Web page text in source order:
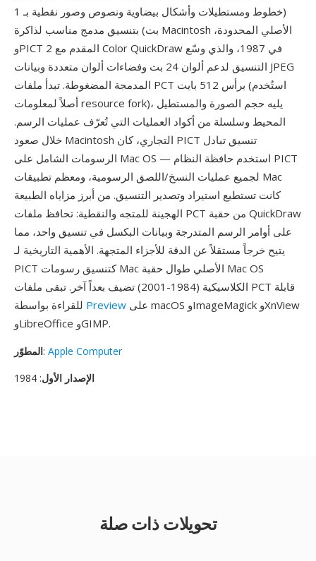
(خطوط ومستطيلات وأشكال بيضاوية ونصوص وصور نقطية بـ 1
بت) بتنسيق مدمج مناسب لذاكرة Macintosh الأصلي المحدودة،
وPICT 2 المقدم مع Color QuickDraw في 1987، والذي وسّع
التنسيق لدعم ألوان 24 بت وفضاءات ألوان متعددة وبيانات JPEG
المدمجة المضغوطة. تبدأ ملفات PCT برأس 512 بايت (استُخدم
أصلاً لمعلومات resource fork)، يليه حجم الصورة والمستطيل
المحيط وسلسلة من أكواد العمليات التي تُعرّف عمليات الرسم.
خلال صعود Macintosh التجاري، كان PICT تنسيق تبادل
الرسومات الشامل على Mac OS — استخدم حافظة النظام PICT
لجميع عمليات النسخ/اللصق الرسومية، ومعظم تطبيقات Mac
كانت تستطيع استيراد وتصدير التنسيق. من أبرز مزاياه الطبيعة
الهجينة للمتجه والنقطية: تحافظ ملفات PCT من حقبة QuickDraw
على أوامر الرسم المتدرجة وبيانات البكسل في تنسيق واحد، مما
يتيح خرجاً مستقلاً عن الدقة للأجزاء المتجهة. الأهمية التاريخية لـ
PICT كتنسيق رسومات Mac الأصلي طوال حقبة Mac OS
الكلاسيكية (1984-2001) تضيف بعداً آخر. تبقى ملفات PCT قابلة
Preview
وLibreOffice وGIMP.
المطوّر: Apple Computer
الإصدار الأول: 1984
تحويلات ذات صلة